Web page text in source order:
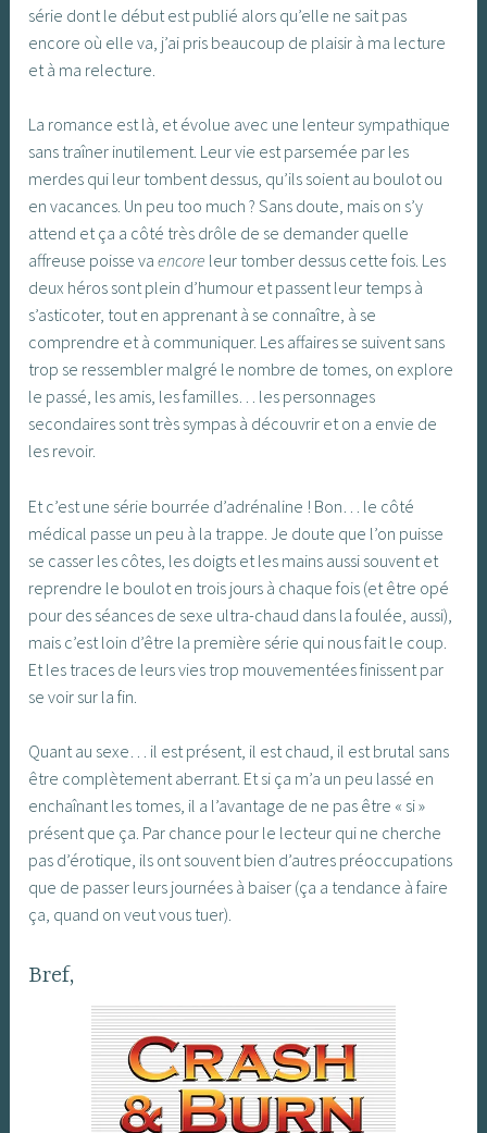
série dont le début est publié alors qu’elle ne sait pas
encore où elle va, j’ai pris beaucoup de plaisir à ma lecture
et à ma relecture.
La romance est là, et évolue avec une lenteur sympathique
sans traîner inutilement. Leur vie est parsemée par les
merdes qui leur tombent dessus, qu’ils soient au boulot ou
en vacances. Un peu too much ? Sans doute, mais on s’y
attend et ça a côté très drôle de se demander quelle
affreuse poisse vaencore leur tomber dessus cette fois. Les
deux héros sont plein d’humour et passent leur temps à
s’asticoter, tout en apprenant à se connaître, à se
comprendre et à communiquer. Les affaires se suivent sans
trop se ressembler malgré le nombre de tomes, on explore
le passé, les amis, les familles… les personnages
secondaires sont très sympas à découvrir et on a envie de
les revoir.
Et c’est une série bourrée d’adrénaline ! Bon… le côté
médical passe un peu à la trappe. Je doute que l’on puisse
se casser les côtes, les doigts et les mains aussi souvent et
reprendre le boulot en trois jours à chaque fois (et être opé
pour des séances de sexe ultra-chaud dans la foulée, aussi),
mais c’est loin d’être la première série qui nous fait le coup.
Et les traces de leurs vies trop mouvementées finissent par
se voir sur la fin.
Quant au sexe… il est présent, il est chaud, il est brutal sans
être complètement aberrant. Et si ça m’a un peu lassé en
enchaînant les tomes, il a l’avantage de ne pas être « si »
présent que ça. Par chance pour le lecteur qui ne cherche
pas d’érotique, ils ont souvent bien d’autres préoccupations
que de passer leurs journées à baiser (ça a tendance à faire
ça, quand on veut vous tuer).
Bref,